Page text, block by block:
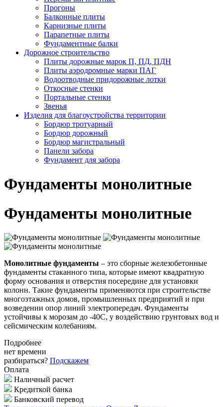
Прогоны
Балконные плиты
Карнизные плиты
Парапетные плиты
Фундаментные балки
Дорожное строительство
Плиты дорожные марок П, ПД, ПДН
Плиты аэродромные марки ПАГ
Водоотводные придорожные лотки
Откосные стенки
Портальные стенки
Звенья
Изделия для благоустройства территории
Бордюр тротуарный
Бордюр дорожный
Бордюр магистральный
Панели забора
Фундамент для забора
Фундаменты монолитные
Фундаменты монолитные
Монолитные фундаменты – это сборные железобетонные
фундаменты стаканного типа, которые имеют квадратную
форму основания и отверстия посередине для установки
колонн. Такие фундаменты применяются при строительстве
многоэтажных домов, промышленных предприятий и при
возведении опор линий электропередач. Фундаменты
устойчивы к морозам до -40С, у воздействию грунтовых вод и
сейсмическим колебаниям.
Подробнее
нет времени
разбираться? Подскажем
Оплата
Наличный расчет
Кредиткой банка
Банковский перевод